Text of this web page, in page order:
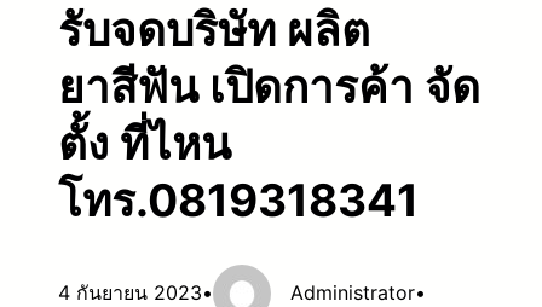
รับจดบริษัท ผลิต
ยาสีฟัน เปิดการค้า จัด
ตั้ง ที่ไหน
โทร.0819318341
4 กันยายน 2023• Administrator•